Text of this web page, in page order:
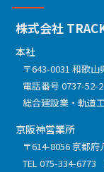
株式会社
本社
〒643-0031 和歌
電話番号0737-52-
総合建設業
軌道
京阪神営業所
〒614-8056 京都
TEL075-334-6773